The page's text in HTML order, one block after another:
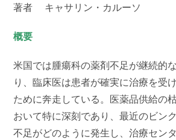
著者 キャサリン・カルーソ
概要
米国では腫瘍科の薬剤不足が継続的
り、臨床医は患者が確実に治療を受
ために奔走している。医薬品供給の
おいて特に深刻であり、最近のビン
不足がどのように発生し、治療セン